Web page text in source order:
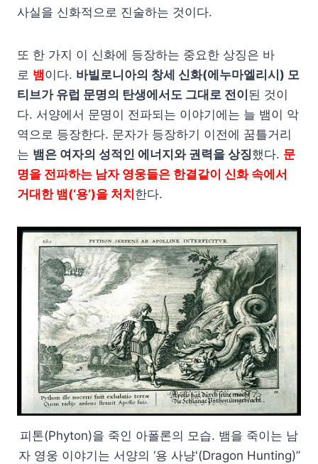
사실을 신화적으로 진술하는 것이다.
또 한 가지 이 신화에 등장하는 중요한 상징은 바
로 뱀이다. 바빌로니아의 창세 신화(에누마엘리시) 모
티브가 유럽 문명의 탄생에서도 그대로 전이된 것이
다. 서양에서 문명이 전파되는 이야기에는 늘 뱀이 악
역으로 등장한다. 문자가 등장하기 이전에 꿈틀거리
는 뱀은 여자의 성적인 에너지와 권력을 상징했다. 문
명을 전파하는 남자 영웅들은 한결같이 신화 속에서
거대한 뱀(‘용’)을 처치한다.
피톤(Phyton)을 죽인 아폴론의 모습. 뱀을 죽이는 남
자 영웅 이야기는 서양의 ‘용 사냥'(Dragon Hunting)”